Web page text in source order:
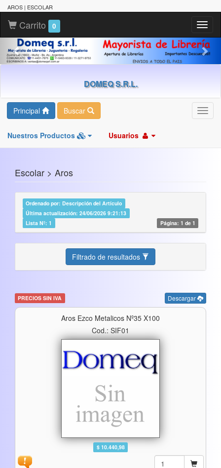
AROS | ESCOLAR
Carrito 0
DOMEQ S.R.L.
Principal Buscar
Nuestros Productos Usuarios
Escolar > Aros
Ordenado por: Descripción del Artículo
Última actualización: 24/06/2026 9:21:13
Lista Nº: 1
Página: 1 de 1
Filtrado de resultados
PRECIOS SIN IVA Descargar
Aros Ezco Metalicos Nº35 X100
Cod.: SIF01
$ 10.440,98